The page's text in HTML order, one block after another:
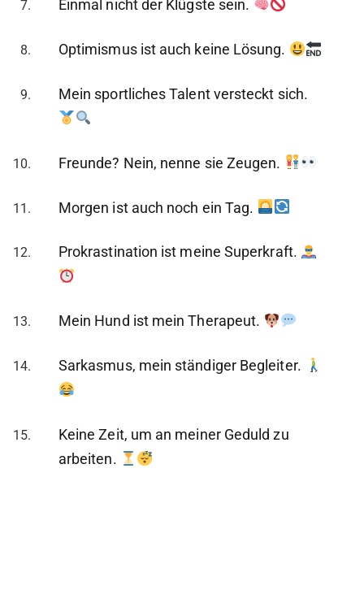
Einmal nicht der Klügste sein.
Optimismus ist auch keine Lösung.
Mein sportliches Talent versteckt sich.
Freunde? Nein, nenne sie Zeugen.
Morgen ist auch noch ein Tag.
Prokrastination ist meine Superkraft.
Mein Hund ist mein Therapeut.
Sarkasmus, mein ständiger Begleiter.
Keine Zeit, um an meiner Geduld zu
arbeiten.